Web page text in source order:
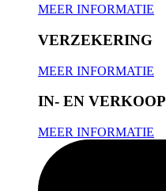
MEER INFORMATIE
VERZEKERING
MEER INFORMATIE
IN- EN VERKOOP
MEER INFORMATIE